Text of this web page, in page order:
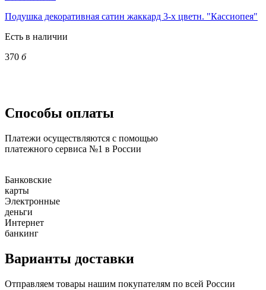
Подушка декоративная сатин жаккард 3-х цветн. "Кассиопея"
Есть в наличии
370 б
Способы оплаты
Платежи осуществляются с помощью
платежного сервиса №1 в России
Банковские
карты
Электронные
деньги
Интернет
банкинг
Варианты доставки
Отправляем товары нашим покупателям по всей России